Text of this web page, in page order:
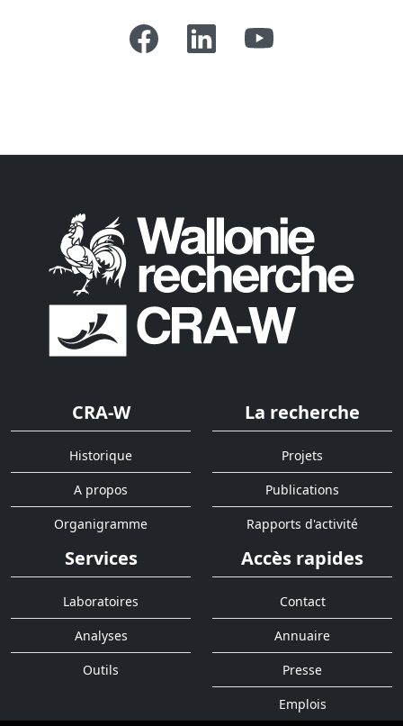
CRA-W
Historique
A propos
Organigramme
La recherche
Projets
Publications
Rapports d'activité
Services
Laboratoires
Analyses
Outils
Accès rapides
Contact
Annuaire
Presse
Emplois